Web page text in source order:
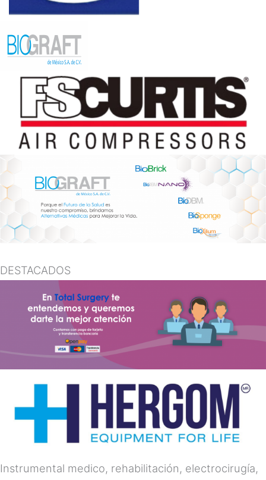
DESTACADOS
Instrumental medico, rehabilitación, electrocirugía,